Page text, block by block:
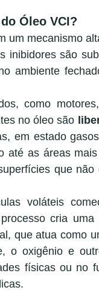
Óleo VCI?
um mecanismo
inibidores são
ambiente
como
no óleo são
em estado
até as áreas
que não
voláteis
cria uma
que atua como
o oxigênio e
físicas ou no